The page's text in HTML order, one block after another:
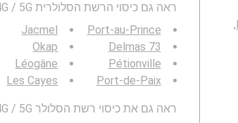
Kenscoff,
ראה גם כיסוי הרשת הסלולרית 3G / 4G / 5G ב
Port-au-Prince
Delmas 73
Pétionville
Port-de-Paix
Jacmel
Okap
Léogâne
Les Cayes
ראה גם את כיסוי רשת הסלולר 3G / 4G / 5G באזור שלך: